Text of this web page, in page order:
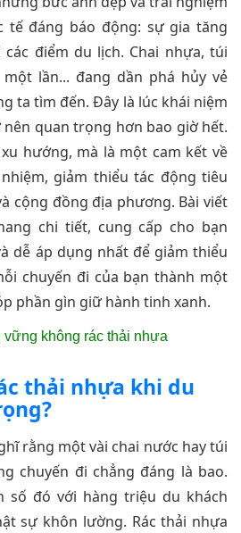
tế đáng báo động: sự gia tăng
điểm du lịch. Chai nhựa, túi
lần... đang dần phá hủy vẻ
ta tìm đến. Đây là lúc khái niệm
quan trọng hơn bao giờ hết.
hướng, mà là một cam kết về
giảm thiểu tác động tiêu
cộng đồng địa phương. Bài viết
chi tiết, cung cấp cho bạn
dễ áp dụng nhất để giảm thiểu
chuyến đi của bạn thành một
phần gìn giữ hành tinh xanh.
thải nhựa khi du
rằng một vài chai nước hay túi
chuyến đi chẳng đáng là bao.
số đó với hàng triệu du khách
sự khôn lường. Rác thải nhựa